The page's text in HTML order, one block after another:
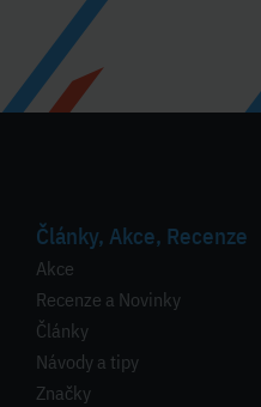
Články, Akce, Recenze
Akce
Recenze a Novinky
Články
Návody a tipy
Značky